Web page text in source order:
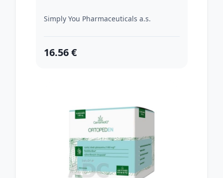
Simply You Pharmaceuticals a.s.
16.56 €